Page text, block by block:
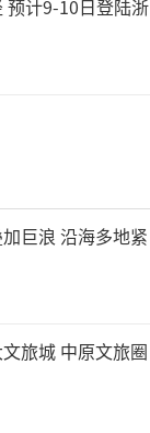
预计9-10日登陆浙
巨浪 沿海多地紧
旅城 中原文旅圈